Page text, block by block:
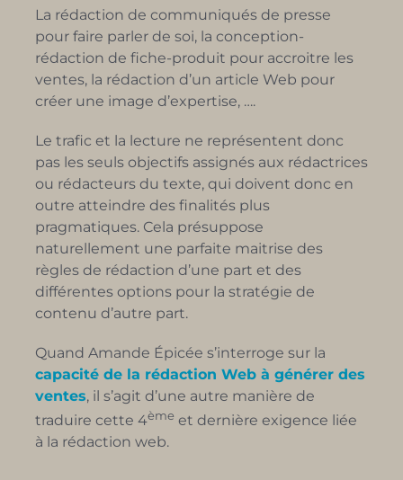
La rédaction de communiqués de presse
pour faire parler de soi, la conception-
rédaction de fiche-produit pour accroitre les
ventes, la rédaction d’un article Web pour
créer une image d’expertise, ….
Le trafic et la lecture ne représentent donc
pas les seuls objectifs assignés aux rédactrices
ou rédacteurs du texte, qui doivent donc en
outre atteindre des finalités plus
pragmatiques. Cela présuppose
naturellement une parfaite maitrise des
règles de rédaction d’une part et des
différentes options pour la stratégie de
contenu d’autre part.
Quand Amande Épicée s’interroge sur la
capacité de la rédaction Web à générer des
ventes, il s’agit d’une autre manière de
traduire cette 4ème et dernière exigence liée
à la rédaction web.